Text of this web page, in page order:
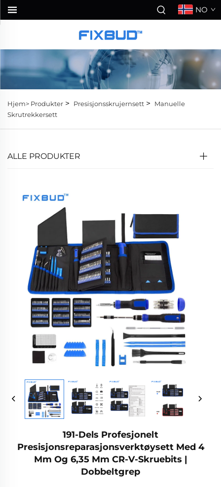
NO
Hjem> Produkter > Presisjonsskrujernsett >
Manuelle
Skrutrekkersett
ALLE PRODUKTER
191-Dels Profesjonelt
Presisjonsreparasjonsverktøysett Med 4
Mm Og 6,35 Mm CR-V-Skruebits |
Dobbeltgrep